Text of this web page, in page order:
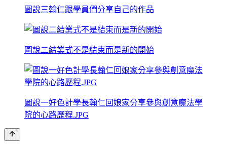
圖說三翰仁跟學員們分享自己的作品
圖說二結業式不是結束而是新的開始
圖說一好色計學長翰仁回娘家分享參與創意魔法學
院的心路歷程.JPG